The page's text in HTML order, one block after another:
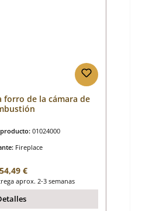
forro de la cámara de
01024000
Fireplace
normal:
€
aprox. 2-3 semanas